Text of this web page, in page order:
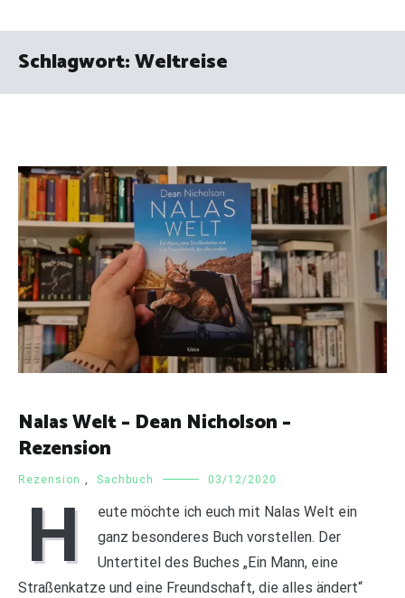
Schlagwort:Weltreise
Nalas Welt – Dean Nicholson –
Rezension
Rezension , Sachbuch 03/12/2020
H
eute möchte ich euch mit Nalas Welt ein
ganz besonderes Buch vorstellen. Der
Untertitel des Buches „Ein Mann, eine
Straßenkatze und eine Freundschaft, die alles ändert“